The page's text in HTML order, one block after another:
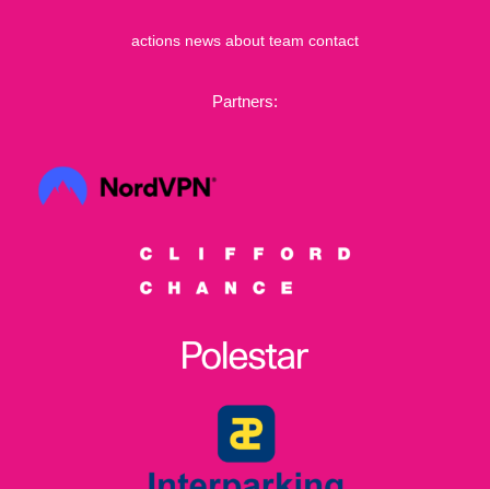
actions news about team contact
Partners: